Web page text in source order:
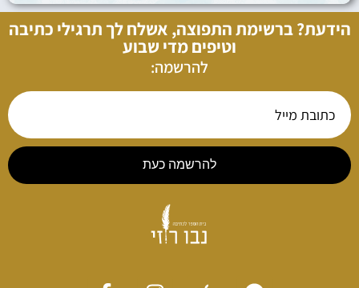
הידעת? ברשימת התפוצה, אשלח לך תרגילי כתיבה
וטיפים מדי שבוע
להרשמה:
להרשמה כעת